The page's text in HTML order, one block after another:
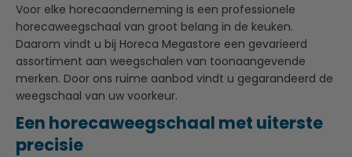
Voor elke horecaonderneming is een professionele
horecaweegschaal van groot belang in de keuken.
Daarom vindt u bij Horeca Megastore een gevarieerd
assortiment aan weegschalen van toonaangevende
merken. Door ons ruime aanbod vindt u gegarandeerd de
weegschaal van uw voorkeur.
Een horecaweegschaal met uiterste
precisie